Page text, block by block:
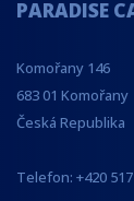
PARADISE
Komořany 146
683 01 Komořany
Česká Republika
Telefon: +420